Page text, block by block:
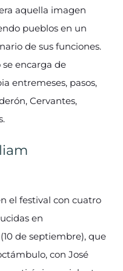
aquella imagen
pueblos en un
de sus funciones.
encarga de
entremeses, pasos,
Cervantes,
el festival con cuatro
en
(10 de septiembre), que
con José